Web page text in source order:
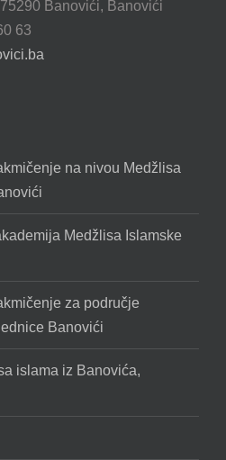
Banovići, Banovići
63
na nivou Medžlisa
Medžlisa Islamske
za područje
Banovići
islama iz Banovića,